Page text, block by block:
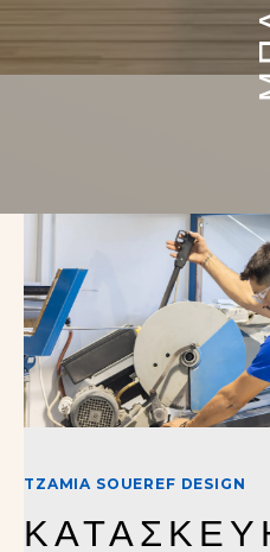
TZAMIA SOUEREF DESIGN